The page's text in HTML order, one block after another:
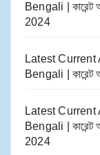
Bengali | কারেন্ট
2024
Latest
Bengali | কারেন্ট
Latest
Bengali | কারেন্ট
2024